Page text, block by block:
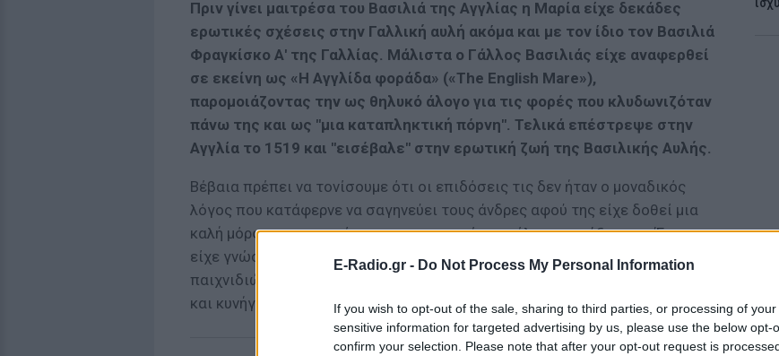
E-Radio.gr - Do Not Process My Personal Information
If you wish to opt-out of the sale, sharing to third parties, or processing of
sensitive information for targeted advertising by us, please use the below opt-
confirm your selection. Please note that after your opt-out request is
Πριν γίνει μαιτρέσα του Βασιλιά της Αγγλίας η Μαρία είχε δεκάδες
ερωτικές σχέσεις στην Γαλλική αυλή ακόμα και με τον ίδιο τον Βασιλιά
Φραγκίσκο Α' της Γαλλίας. Μάλιστα ο Γάλλος Βασιλιάς είχε αναφερθεί
σε εκείνη ως «Η Αγγλίδα φοράδα» («Τhe English Mare»),
παρομοιάζοντας την ως θηλυκό άλογο για τις φορές που κλυδωνιζόταν
πάνω της και ως "μια καταπληκτική πόpνη". Τελικά επέστρεψε στην
Αγγλία το 1519 και "εισέβαλε" στην ερωτική ζωή της Βασιλικής Αυλής.
Βέβαια πρέπει να τονίσουμε ότι οι επιδόσεις τις δεν ήταν ο μοναδικός
λόγος που κατάφερνε να σαγηνεύει τους άνδρες αφού της είχε δοθεί μια
καλή μόρφωση, απαραίτητη για τις νεαρές κοπέλες της τάξης της. Έτσι
είχε γνώση αριθμητικής, γραμματικής, ιστορίας, χορού, μουσικής αλλά και
παιχνιδιών όπως σκάκι και χαρτιά. Διδάχτηκε, επίσης, τοξοβολία, ιππασία
και κυνήγι.